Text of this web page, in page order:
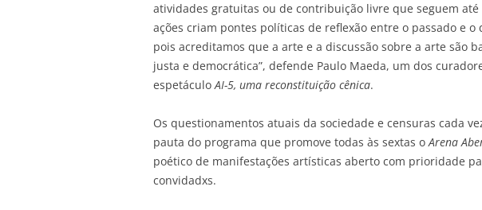
atividades gratuitas ou de contribuição livre que seguem até
ações criam pontes políticas de reflexão entre o passado e o
pois acreditamos que a arte e a discussão sobre a arte são
justa e democrática”, defende Paulo Maeda, um dos
espetáculoAI-5, uma reconstituição cênica.
Os questionamentos atuais da sociedade e censuras cada
pauta do programa que promove todas às sextas oArena
poético de manifestações artísticas aberto com prioridade
convidadxs.